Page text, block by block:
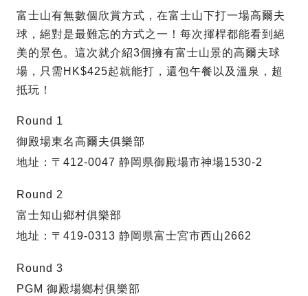
富士山有無數個欣賞方式，在富士山下打一場高爾夫
球，絕對是最難忘的方式之一！每次揮桿都能看到絕
美的景色。這次就介紹3個擁有富士山景的高爾夫球
場，只需HK$425起就能打，還包午餐以及溫泉，超
抵玩！
Round 1
御殿場東名高爾夫俱樂部
地址：〒412-0047 静岡県御殿場市神場1530-2
Round 2
富士知山鄉村俱樂部
地址：〒419-0313 静岡県富士宮市西山2662
Round 3
PGM 御殿場鄉村俱樂部